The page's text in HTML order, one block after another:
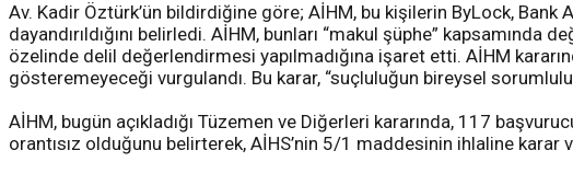
Av. Kadir Öztürk’ün bildirdiğine göre; AİHM, bu kişilerin ByLock,
dayandırıldığını belirledi. AİHM, bunları “makul şüphe”
özelinde delil değerlendirmesi yapılmadığına işaret etti. AİHM
gösteremeyeceği vurgulandı. Bu karar, “suçluluğun bireysel
AİHM, bugün açıkladığı Tüzemen ve Diğerleri kararında, 117
orantısız olduğunu belirterek, AİHS’nin 5/1 maddesinin ihlaline karar